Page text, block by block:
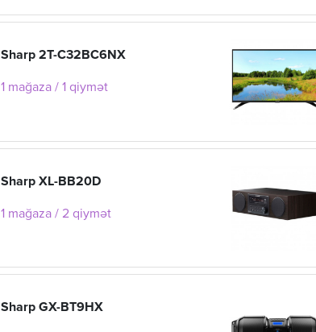
Sharp 2T-C32BC6NX
1 mağaza / 1 qiymət
Sharp XL-BB20D
1 mağaza / 2 qiymət
Sharp GX-BT9HX